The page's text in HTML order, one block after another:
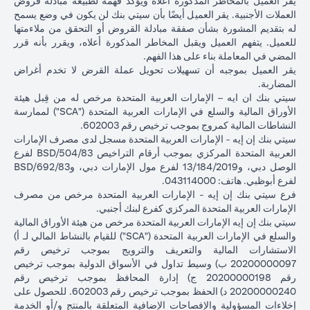
بعد شهر
واحد
إجمالي
الربح /
الخسارة
إجمالي الخسارة =
1,959.18 دولار
دولار أمريكي ناقص
102,125.85 دولار
أمريكي)
إجمالي الربح =
83.34 دولار
أمريكي
(100,166.67 دولار
أمريكي ناقص
100,083.33 دولار
أمريكي)
إجمالي الربح
2,045.75
دولار
98,120.92)
الأسعار المذكورة في الجدول التوضيحي أعلاه (أ) تشمل الفارق السعري
المستحق البنك؛ و (ب) لا تدل على أسعار الفائدة السابقة أو المستقبلية أو
أسعار الصرف الفورية.
يرجى ملاحظة النقاط التالية عند إجراء معاملات تحويل عملة القرض:
تتوقف قدرتك على القيام بمعاملات تحويل عملة القرض على توافر
هامش كافٍ في محفظتك، ذلك أن نقص الهامش الناتج عن ارتفاع قيمة
عملة القرض الحالية من شأنه أن يؤثر على قدرتك على إجراء معاملات
تحويل عملة القرض. قد تتطلب معاملات تحويل عملة القرض إيداع أموال
إضافية (طلب الهامش) بسبب تقلبات العملات الأجنبية، مما يؤدي إلى
ارتفاع قيمة عملة القرض الجديدة مقابل عملة قرضك السابقة.
تأتي عملات القروض المختلفة بأسعار فائدة مختلفة، بعضها أعلى وبعضها
العملات الأجنبية. يقر العميل أيضًا بأن سيتي بنك لن يكون في وضع يسمح
له بتقديم المشورة بشأن صفقة مبادلة القروض أو التحقق من ملاءمتها
للعميل. يتفهم العميل ويقبل المخاطر المذكورة أعلاه، ويقرر بأنه قرر
المضي في المعاملة بناء على هذا الفهم.
يقر العميل بموجبه أن تسهيلات تحويل عملة القرض لا تخدم أغراض
المضاربة.
سيتي بنك ان ايه – الإمارات العربية المتحدة مرخص له من قِبل هيئة
الأوراق المالية والسلع في الإمارات العربية المتحدة ("SCA") لممارسة
النشاطات المالية كمروج بموجب ترخيص رقم 602003.
سيتي بنك إن إيه - الإمارات العربية المتحدة مسجل لدى مصرف الإمارات
العربية المتحدة المركزي بموجب أرقام التراخيص BSD/504/83 لفرع
الوصل دبي، و13/184/2019 لفرع مول الإمارات دبي، وBSD/692/83
لفرع أبوظبي. هاتف: 043114000.
فرع سيتي بنك إن إيه - الإمارات العربية المتحدة مرخص من مصرف
الإمارات العربية المتحدة المركزي كفرع لبنك أجنبي.
سيتي بنك إن إيه الإمارات العربية المتحدة مرخص من هيئة الأوراق المالية
والسلع في الإمارات العربية المتحدة ("SCA") للقيام بالنشاط المالي لـ أ)
الاستشارات المالية والتعريف والترويج بموجب ترخيص رقم
20200000097 ب) وسيط تداول في الأسواق الدولية بموجب ترخيص
رقم 20200000198 ج) إدارة المحافظ بموجب ترخيص رقم
20200000240 د) الحفظ بموجب ترخيص رقم 602003. للحصول على
إخلاءات المسؤولية والإفصاحات الإضافية المتعلقة بالمنتج و/أو الخدمة